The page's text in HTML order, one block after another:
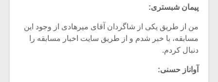
پیمان شبستری:
من از طریق یکی از شاگردان آقای میرهادی از وجود این
مسابقه، با خبر شدم و از طریق سایت اخبار مسابقه را
دنبال کردم.
آواناز حسنی: